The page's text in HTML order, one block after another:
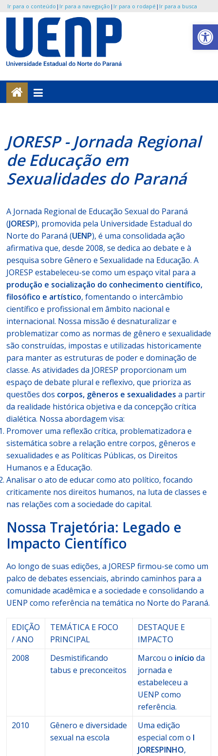
Abrir a barra de ferramentas
Ir para o conteúdo | Ir para a navegação | Ir para o rodapé | Ir para a busca
Pular
conteúdo
UENP
/
JORESP
Regional
de
Educação
Sexual
do
JORESP - Jornada Regional
de Educação em
Sexualidades do Paraná
A Jornada Regional de Educação Sexual do Paraná
(JORESP), promovida pela Universidade Estadual do
Norte do Paraná (UENP), é uma consolidada ação
afirmativa que, desde 2008, se dedica ao debate e à
pesquisa sobre Gênero e Sexualidade na Educação. A
JORESP estabeleceu-se como um espaço vital para a
produção e socialização do conhecimento científico,
filosófico e artístico, fomentando o intercâmbio
científico e profissional em âmbito nacional e
internacional. Nossa missão é desnaturalizar e
problematizar como as normas de gênero e sexualidade
são construídas, impostas e utilizadas historicamente
para manter as estruturas de poder e dominação de
classe. As atividades da JORESP proporcionam um
espaço de debate plural e reflexivo, que prioriza as
questões dos corpos, gêneros e sexualidades a partir
da realidade histórica objetiva e da concepção crítica
dialética. Nossa abordagem visa:
Promover uma reflexão crítica, problematizadora e
sistemática sobre a relação entre corpos, gêneros e
sexualidades e as Políticas Públicas, os Direitos
Humanos e a Educação.
Analisar o ato de educar como ato político, focando
criticamente nos direitos humanos, na luta de classes e
nas relações com a sociedade do capital.
Nossa Trajetória: Legado e
Impacto Científico
Ao longo de suas edições, a JORESP firmou-se como um
palco de debates essenciais, abrindo caminhos para a
comunidade acadêmica e a sociedade e consolidando a
UENP como referência na temática no Norte do Paraná.
EDIÇÃO
/ ANO
TEMÁTICA E FOCO
PRINCIPAL
DESTAQUE E
IMPACTO
2008
Desmistificando
tabus e preconceitos
Marcou o início da
jornada e
estabeleceu a
UENP como
referência.
2010
Gênero e diversidade
sexual na escola
Uma edição
especial com o I
JORESPINHO,